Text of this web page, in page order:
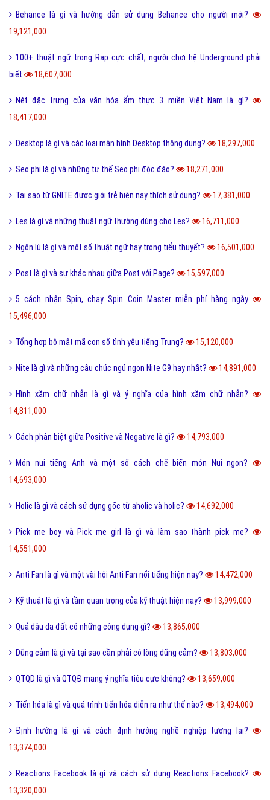
Behance là gì và hướng dẫn sử dụng Behance cho người mới?
19,121,000
100+ thuật ngữ trong Rap cực chất, người chơi hệ Underground phải
biết
18,607,000
Nét đặc trưng của văn hóa ẩm thực 3 miền Việt Nam là gì?
18,417,000
Desktop là gì và các loại màn hình Desktop thông dụng? 18,297,000
Seo phi là gì và những tư thế Seo phi độc đáo? 18,271,000
Tại sao từ GNITE được giới trẻ hiện nay thích sử dụng? 17,381,000
Les là gì và những thuật ngữ thường dùng cho Les? 16,711,000
Ngôn lù là gì và một số thuật ngữ hay trong tiểu thuyết? 16,501,000
Post là gì và sự khác nhau giữa Post với Page? 15,597,000
5 cách nhận Spin, chạy Spin Coin Master miễn phí hàng ngày
15,496,000
Tổng hợp bộ mật mã con số tình yêu tiếng Trung? 15,120,000
Nite là gì và những câu chúc ngủ ngon Nite G9 hay nhất? 14,891,000
Hình xăm chữ nhẫn là gì và ý nghĩa của hình xăm chữ nhẫn?
14,811,000
Cách phân biệt giữa Positive và Negative là gì? 14,793,000
Món nui tiếng Anh và một số cách chế biến món Nui ngon?
14,693,000
Holic là gì và cách sử dụng gốc từ aholic và holic? 14,692,000
Pick me boy và Pick me girl là gì và làm sao thành pick me?
14,551,000
Anti Fan là gì và một vài hội Anti Fan nổi tiếng hiện nay? 14,472,000
Kỹ thuật là gì và tầm quan trọng của kỹ thuật hiện nay? 13,999,000
Quả dâu da đất có những công dụng gì? 13,865,000
Dũng cảm là gì và tại sao cần phải có lòng dũng cảm? 13,803,000
QTQD là gì và QTQĐ mang ý nghĩa tiêu cực không? 13,659,000
Tiến hóa là gì và quá trình tiến hóa diễn ra như thế nào? 13,494,000
Định hướng là gì và cách định hướng nghề nghiệp tương lai?
13,374,000
Reactions Facebook là gì và cách sử dụng Reactions Facebook?
13,320,000